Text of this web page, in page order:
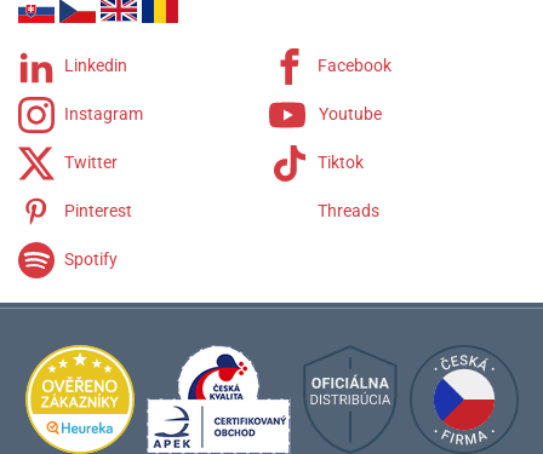
Linkedin Facebook
Instagram Youtube
Twitter Tiktok
Pinterest Threads
Spotify